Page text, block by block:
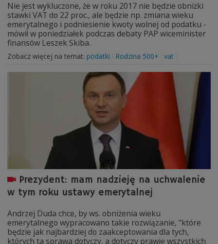
Nie jest wykluczone, że w roku 2017 nie będzie obniżki
stawki VAT do 22 proc., ale będzie np. zmiana wieku
emerytalnego i podniesienie kwoty wolnej od podatku -
mówił w poniedziałek podczas debaty PAP wiceminister
finansów Leszek Skiba.
Zobacz więcej na temat: podatki Rodzina 500+ vat
Prezydent: mam nadzieję na uchwalenie
w tym roku ustawy emerytalnej
Andrzej Duda chce, by ws. obniżenia wieku
emerytalnego wypracowano takie rozwiązanie, "które
będzie jak najbardziej do zaakceptowania dla tych,
których ta sprawa dotyczy, a dotyczy prawie wszystkich